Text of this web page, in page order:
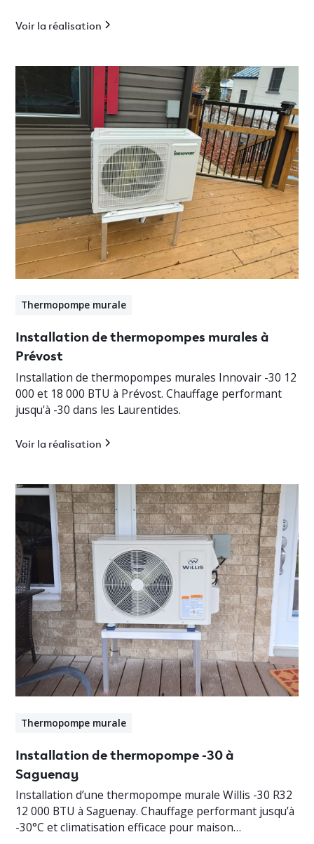
Voir la réalisation
Thermopompe murale
Installation de thermopompes murales à
Prévost
Installation de thermopompes murales Innovair -30 12
000 et 18 000 BTU à Prévost. Chauffage performant
jusqu'à -30 dans les Laurentides.
Voir la réalisation
Thermopompe murale
Installation de thermopompe -30 à
Saguenay
Installation d’une thermopompe murale Willis -30 R32
12 000 BTU à Saguenay. Chauffage performant jusqu’à
-30°C et climatisation efficace pour maison